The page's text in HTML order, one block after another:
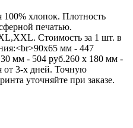
хлопок. Плотность
печатью.
Стоимость за 1 шт. в
мм - 447
мм - 504 руб.260 х 180 мм -
от 3-х дней. Точную
уточняйте при заказе.